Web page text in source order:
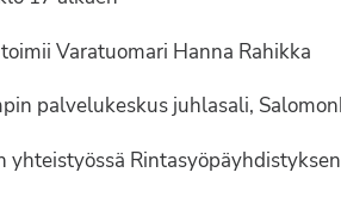
Varatuomari Hanna Rahikka
palvelukeskus juhlasali,
yhteistyössä